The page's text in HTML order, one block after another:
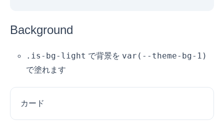
Background
.is-bg-light で背景を var(--theme-bg-1)
で塗れます
カード